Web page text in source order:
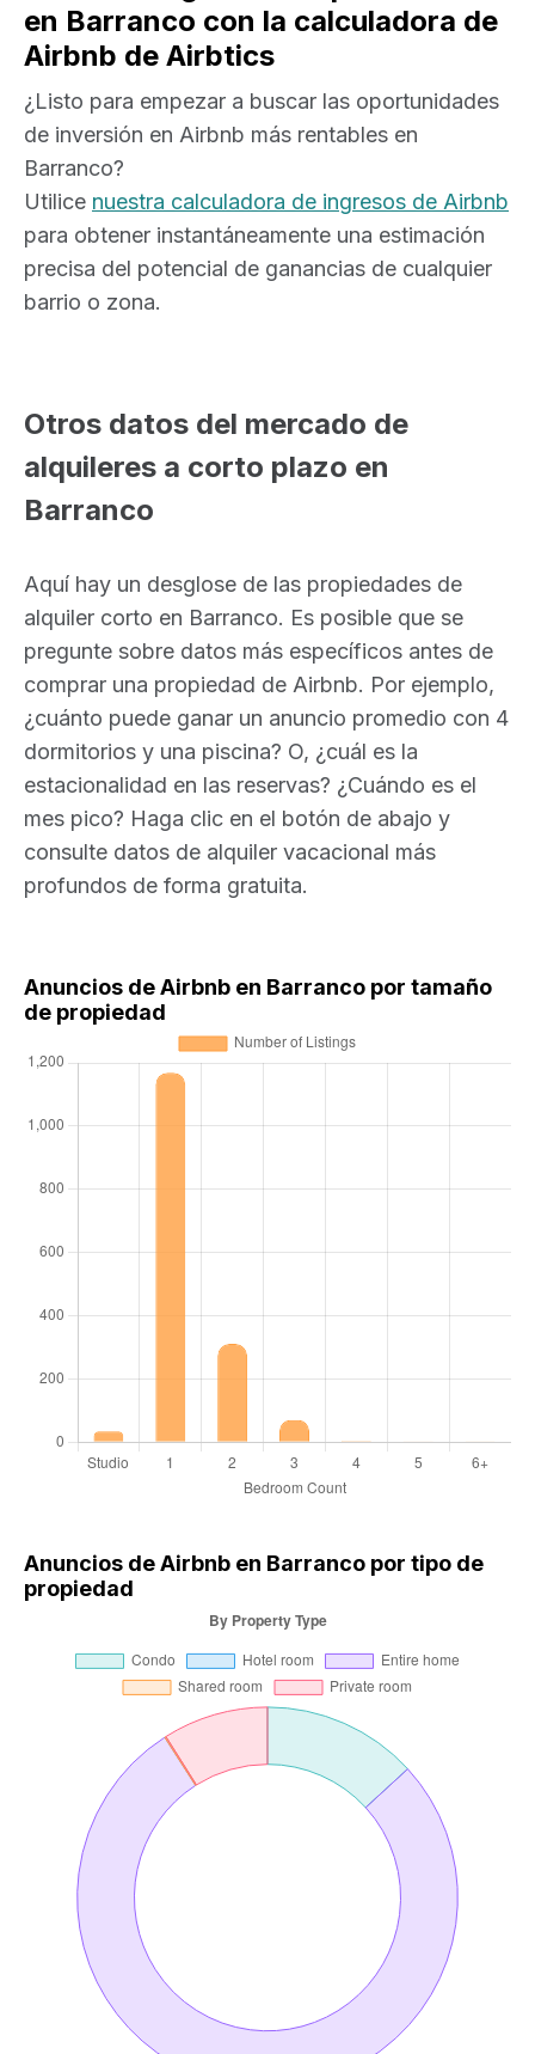
en Barranco con la calculadora de
Airbnb de Airbtics
¿Listo para empezar a buscar las oportunidades
de inversión en Airbnb más rentables en
Barranco?
Utilice nuestra calculadora de ingresos de Airbnb
para obtener instantáneamente una estimación
precisa del potencial de ganancias de cualquier
barrio o zona.
Otros datos del mercado de
alquileres a corto plazo en
Barranco
Aquí hay un desglose de las propiedades de
alquiler corto en Barranco. Es posible que se
pregunte sobre datos más específicos antes de
comprar una propiedad de Airbnb. Por ejemplo,
¿cuánto puede ganar un anuncio promedio con 4
dormitorios y una piscina? O, ¿cuál es la
estacionalidad en las reservas? ¿Cuándo es el
mes pico? Haga clic en el botón de abajo y
consulte datos de alquiler vacacional más
profundos de forma gratuita.
Anuncios de Airbnb en Barranco por tamaño
de propiedad
Anuncios de Airbnb en Barranco por tipo de
propiedad